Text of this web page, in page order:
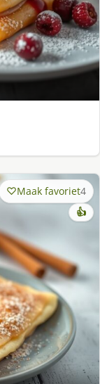
Maak favoriet4
👍